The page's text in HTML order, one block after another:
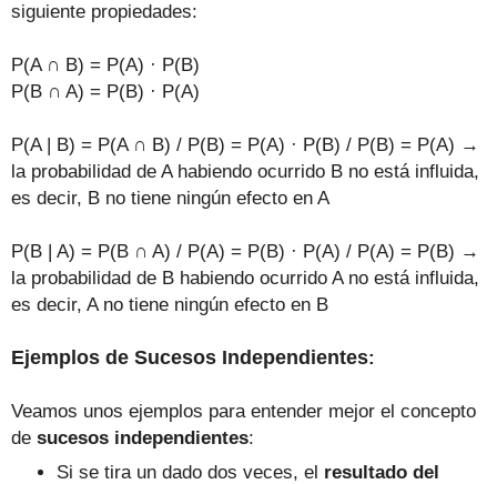
siguiente propiedades:
P(A∩ B) = P(A) · P(B)
P(B ∩ A) = P(B) · P(A)
P(A| B) = P(A∩ B) / P(B) = P(A) · P(B) / P(B) = P(A) →
la probabilidad de A habiendo ocurrido B no está influida,
es decir, B no tiene ningún efecto en A
P(B | A) = P(B ∩ A) / P(A) = P(B) · P(A) / P(A) = P(B) →
la probabilidad de B habiendo ocurrido Ano está influida,
es decir, A no tiene ningún efecto en B
Ejemplos de Sucesos Independientes:
Veamos unos ejemplos para entender mejor el concepto
de sucesos independientes:
Si se tira un dado dos veces,el resultado del